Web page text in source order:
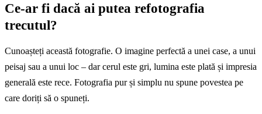
Ce-ar fi dacă ai putea refotografia
trecutul?
Cunoașteți această fotografie. O imagine perfectă a unei case, a unui
peisaj sau a unui loc – dar cerul este gri, lumina este plată și impresia
generală este rece. Fotografia pur și simplu nu spune povestea pe
care doriți să o spuneți.